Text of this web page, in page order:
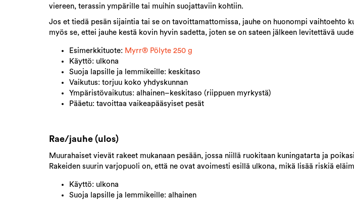
viereen, terassin ympärille tai muihin suojattaviin kohtiin.
Jos et tiedä pesän sijaintia tai se on tavoittamattomissa, jauhe on huonompi vaihtoehto
myös se, ettei jauhe kestä kovin hyvin sadetta, joten se on sateen jälkeen levitettävä
Esimerkkituote: Myrr® Pölyte 250 g
Käyttö: ulkona
Suoja lapsille ja lemmikeille: keskitaso
Vaikutus: torjuu koko yhdyskunnan
Ympäristövaikutus: alhainen–keskitaso (riippuen myrkystä)
Pääetu: tavoittaa vaikeapääsyiset pesät
Rae/jauhe (ulos)
Muurahaiset vievät rakeet mukanaan pesään, jossa niillä ruokitaan kuningatarta ja
Rakeiden suurin varjopuoli on, että ne ovat avoimesti esillä ulkona, mikä lisää riskiä
Käyttö: ulkona
Suoja lapsille ja lemmikeille: alhainen